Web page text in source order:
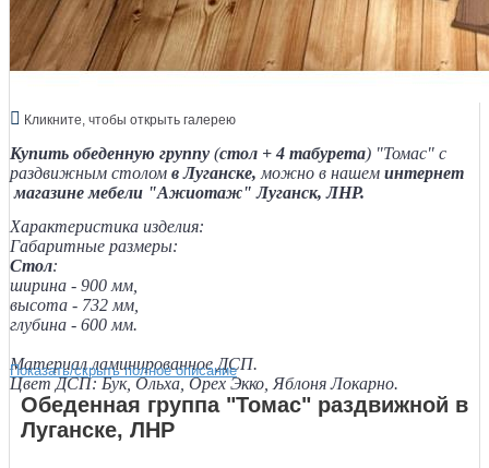
Кликните, чтобы открыть галерею
Купить обеденную группу (стол + 4 табурета) "Томас" с
раздвижным столом в Луганске, можно в нашем интернет
магазине мебели "Ажиотаж" Луганск, ЛНР.
Характеристика изделия:
Габаритные размеры:
Стол:
ширина - 900 мм,
высота - 732 мм,
глубина - 600 мм.
Материал ламинированное ДСП.
Цвет ДСП: Бук, Ольха, Орех Экко, Яблоня Локарно.
Показать/скрыть полное описание
Обеденная группа "Томас" раздвижной в
Луганске, ЛНР